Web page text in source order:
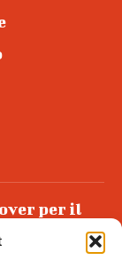
per il